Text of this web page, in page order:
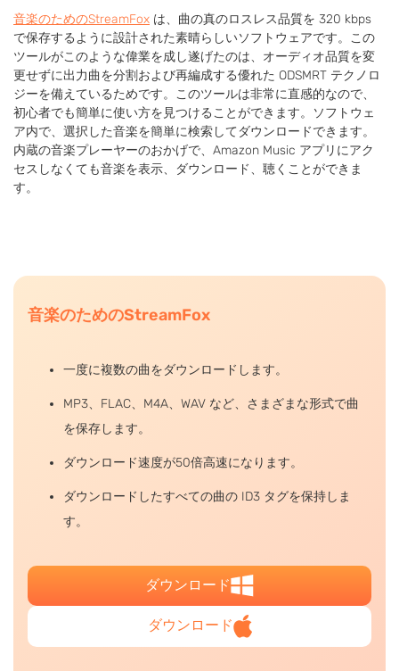
音楽のためのStreamFox は、曲の真のロスレス品質を 320 kbps
で保存するように設計された素晴らしいソフトウェアです。この
ツールがこのような偉業を成し遂げたのは、オーディオ品質を変
更せずに出力曲を分割および再編成する優れた ODSMRT テクノロ
ジーを備えているためです。このツールは非常に直感的なので、
初心者でも簡単に使い方を見つけることができます。ソフトウェ
ア内で、選択した音楽を簡単に検索してダウンロードできます。
内蔵の音楽プレーヤーのおかげで、Amazon Music アプリにアク
セスしなくても音楽を表示、ダウンロード、聴くことができま
す。
音楽のためのStreamFox
一度に複数の曲をダウンロードします。
MP3、FLAC、M4A、WAV など、さまざまな形式で曲
を保存します。
ダウンロード速度が50倍高速になります。
ダウンロードしたすべての曲の ID3 タグを保持しま
す。
ダウンロード
ダウンロード